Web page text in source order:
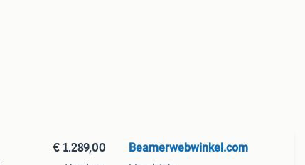
€ 1.289,00 Beamerwebwinkel.com